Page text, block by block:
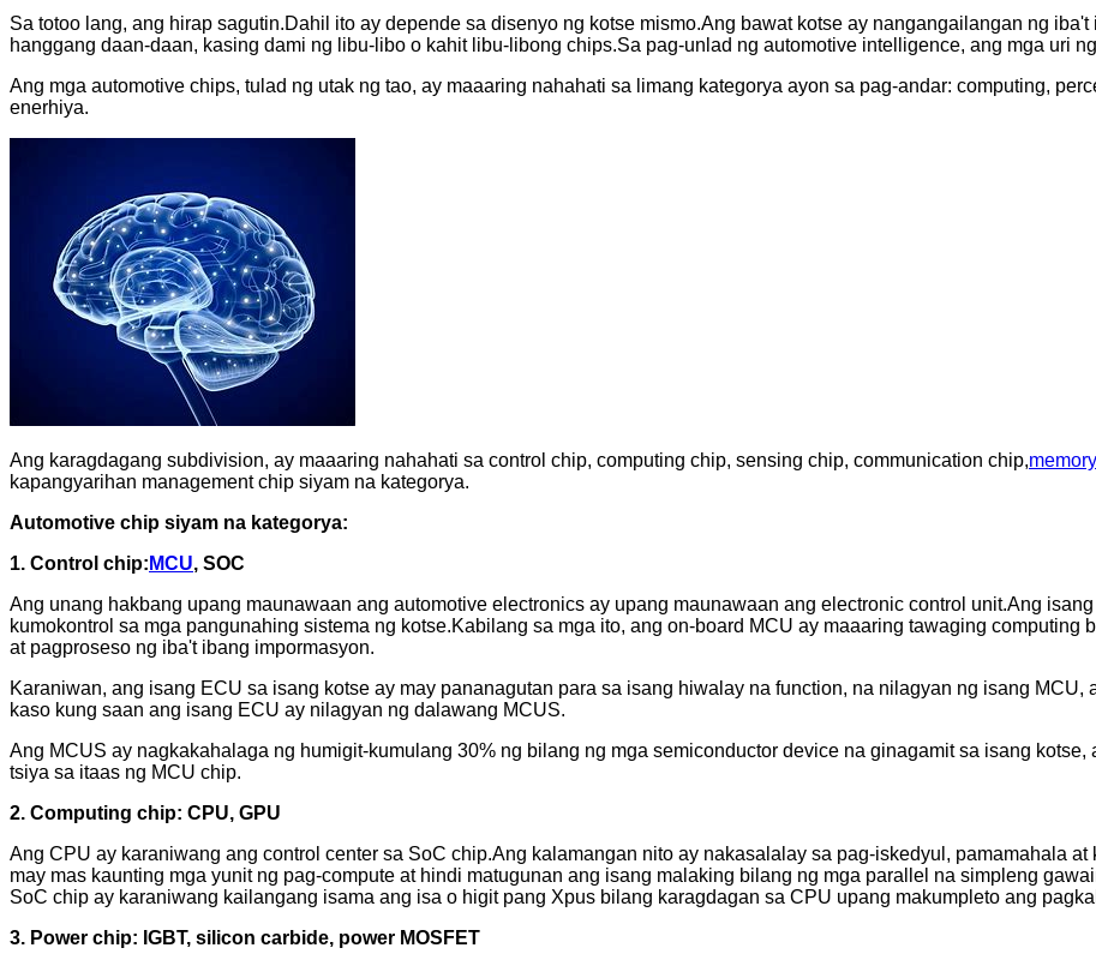
Sa totoo lang, ang hirap sagutin.Dahil ito ay depende sa disenyo ng kotse mismo.Ang bawat kotse ay nangangailangan ng
hanggang daan-daan, kasing dami ng libu-libo o kahit libu-libong chips.Sa pag-unlad ng automotive intelligence, ang mga uri
Ang mga automotive chips, tulad ng utak ng tao, ay maaaring nahahati sa limang kategorya ayon sa pag-andar: computing,
enerhiya.
Ang karagdagang subdivision, ay maaaring nahahati sa control chip, computing chip, sensing chip, communication chip,
kapangyarihan management chip siyam na kategorya.
Automotive chip siyam na kategorya:
1. Control chip: MCU, SOC
Ang unang hakbang upang maunawaan ang automotive electronics ay upang maunawaan ang electronic control unit.Ang
kumokontrol sa mga pangunahing sistema ng kotse.Kabilang sa mga ito, ang on-board MCU ay maaaring tawaging
at pagproseso ng iba't ibang impormasyon.
Karaniwan, ang isang ECU sa isang kotse ay may pananagutan para sa isang hiwalay na function, na nilagyan ng isang
kaso kung saan ang isang ECU ay nilagyan ng dalawang MCUS.
Ang MCUS ay nagkakahalaga ng humigit-kumulang 30% ng bilang ng mga semiconductor device na ginagamit sa isang
tsiya sa itaas ng MCU chip.
2. Computing chip: CPU, GPU
Ang CPU ay karaniwang ang control center sa SoC chip.Ang kalamangan nito ay nakasalalay sa pag-iskedyul, pamamahala
may mas kaunting mga yunit ng pag-compute at hindi matugunan ang isang malaking bilang ng mga parallel na simpleng
SoC chip ay karaniwang kailangang isama ang isa o higit pang Xpus bilang karagdagan sa CPU upang makumpleto ang
3. Power chip: IGBT, silicon carbide, power MOSFET